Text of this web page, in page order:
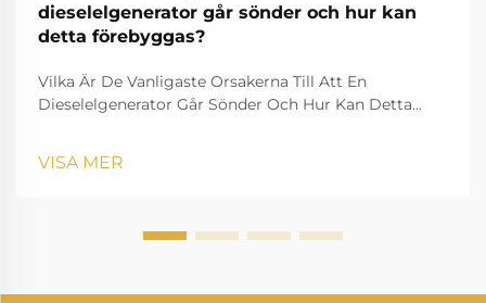
dieselelgenerator går sönder och hur kan
detta förebyggas?
Vilka Är De Vanligaste Orsakerna Till Att En
Dieselelgenerator Går Sönder Och Hur Kan Detta
industrin, bostadshus, sjukvård, datacenter, bygg...
VISA MER